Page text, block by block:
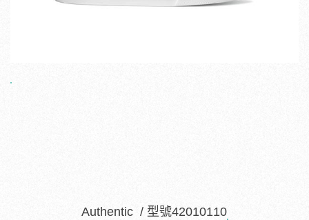
Authentic / 型號42010110